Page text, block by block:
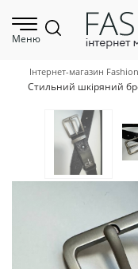
Меню
Інтернет-магазин
Стильний шкіряний